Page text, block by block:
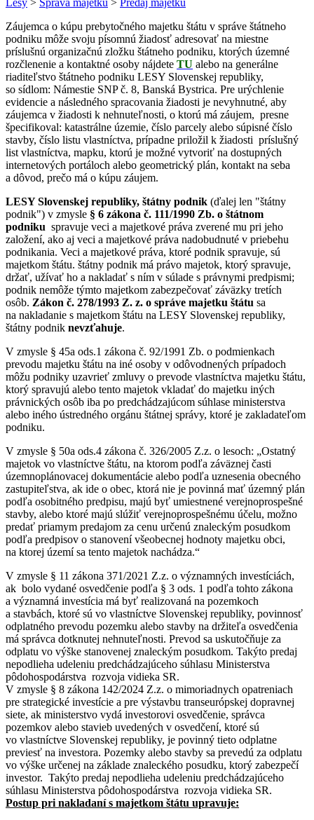
Lesy > Správa majetku > Predaj majetku
Záujemca o kúpu prebytočného majetku štátu v správe štátneho
podniku môže svoju písomnú žiadosť adresovať na miestne
príslušnú organizačnú zložku štátneho podniku, ktorých územné
rozčlenenie a kontaktné osoby nájdete TU alebo na generálne
riaditeľstvo štátneho podniku LESY Slovenskej republiky,
so sídlom: Námestie SNP č. 8, Banská Bystrica. Pre urýchlenie
evidencie a následného spracovania žiadosti je nevyhnutné, aby
záujemca v žiadosti k nehnuteľnosti, o ktorú má záujem, presne
špecifikoval: katastrálne územie, číslo parcely alebo súpisné číslo
stavby, číslo listu vlastníctva, prípadne priložil k žiadosti príslušný
list vlastníctva, mapku, ktorú je možné vytvoriť na dostupných
internetových portáloch alebo geometrický plán, kontakt na seba
a dôvod, prečo má o kúpu záujem.
LESY Slovenskej republiky, štátny podnik (ďalej len "štátny
podnik") v zmysle § 6 zákona č. 111/1990 Zb. o štátnom
podniku spravuje veci a majetkové práva zverené mu pri jeho
založení, ako aj veci a majetkové práva nadobudnuté v priebehu
podnikania. Veci a majetkové práva, ktoré podnik spravuje, sú
majetkom štátu. štátny podnik má právo majetok, ktorý spravuje,
držať, užívať ho a nakladať s ním v súlade s právnymi predpismi;
podnik nemôže týmto majetkom zabezpečovať záväzky tretích
osôb. Zákon č. 278/1993 Z. z. o správe majetku štátu sa
na nakladanie s majetkom štátu na LESY Slovenskej republiky,
štátny podnik nevzťahuje.
V zmysle § 45a ods.1 zákona č. 92/1991 Zb. o podmienkach
prevodu majetku štátu na iné osoby v odôvodnených prípadoch
môžu podniky uzavrieť zmluvy o prevode vlastníctva majetku štátu,
ktorý spravujú alebo tento majetok vkladať do majetku iných
právnických osôb iba po predchádzajúcom súhlase ministerstva
alebo iného ústredného orgánu štátnej správy, ktoré je zakladateľom
podniku.
V zmysle § 50a ods.4 zákona č. 326/2005 Z.z. o lesoch: „Ostatný
majetok vo vlastníctve štátu, na ktorom podľa záväznej časti
územnoplánovacej dokumentácie alebo podľa uznesenia obecného
zastupiteľstva, ak ide o obec, ktorá nie je povinná mať územný plán
podľa osobitného predpisu, majú byť umiestnené verejnoprospešné
stavby, alebo ktoré majú slúžiť verejnoprospešnému účelu, možno
predať priamym predajom za cenu určenú znaleckým posudkom
podľa predpisov o stanovení všeobecnej hodnoty majetku obci,
na ktorej území sa tento majetok nachádza.“
V zmysle § 11 zákona 371/2021 Z.z. o významných investíciách,
ak bolo vydané osvedčenie podľa § 3 ods. 1 podľa tohto zákona
a významná investícia má byť realizovaná na pozemkoch
a stavbách, ktoré sú vo vlastníctve Slovenskej republiky, povinnosť
odplatného prevodu pozemku alebo stavby na držiteľa osvedčenia
má správca dotknutej nehnuteľnosti. Prevod sa uskutočňuje za
odplatu vo výške stanovenej znaleckým posudkom. Takýto predaj
nepodlieha udeleniu predchádzajúceho súhlasu Ministerstva
pôdohospodárstva rozvoja vidieka SR.
V zmysle § 8 zákona 142/2024 Z.z. o mimoriadnych opatreniach
pre strategické investície a pre výstavbu transeurópskej dopravnej
siete, ak ministerstvo vydá investorovi osvedčenie, správca
pozemkov alebo stavieb uvedených v osvedčení, ktoré sú
vo vlastníctve Slovenskej republiky, je povinný tieto odplatne
previesť na investora. Pozemky alebo stavby sa prevedú za odplatu
vo výške určenej na základe znaleckého posudku, ktorý zabezpečí
investor. Takýto predaj nepodlieha udeleniu predchádzajúceho
súhlasu Ministerstva pôdohospodárstva rozvoja vidieka SR.
Postup pri nakladaní s majetkom štátu upravuje: